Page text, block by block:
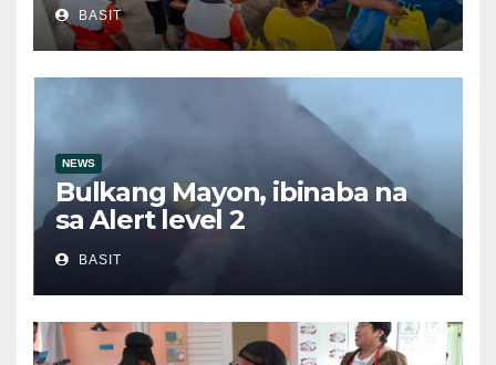
BASIT
NEWS
Bulkang Mayon, ibinaba na
sa Alert level 2
BASIT